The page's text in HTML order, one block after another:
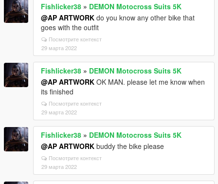
Fishlicker38 » DEMON Motocross Suits 5K
@AP ARTWORK do you know any other bike that
goes with the outfit
Посмотрите контекст
29 марта 2022
Fishlicker38 » DEMON Motocross Suits 5K
@AP ARTWORK OK MAN. please let me know when
its finished
Посмотрите контекст
29 марта 2022
Fishlicker38 » DEMON Motocross Suits 5K
@AP ARTWORK buddy the bike please
Посмотрите контекст
29 марта 2022